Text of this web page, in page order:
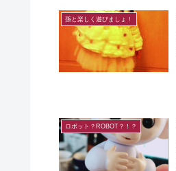
孫と楽しく遊びましょ！
ロボット？ROBOT？！？